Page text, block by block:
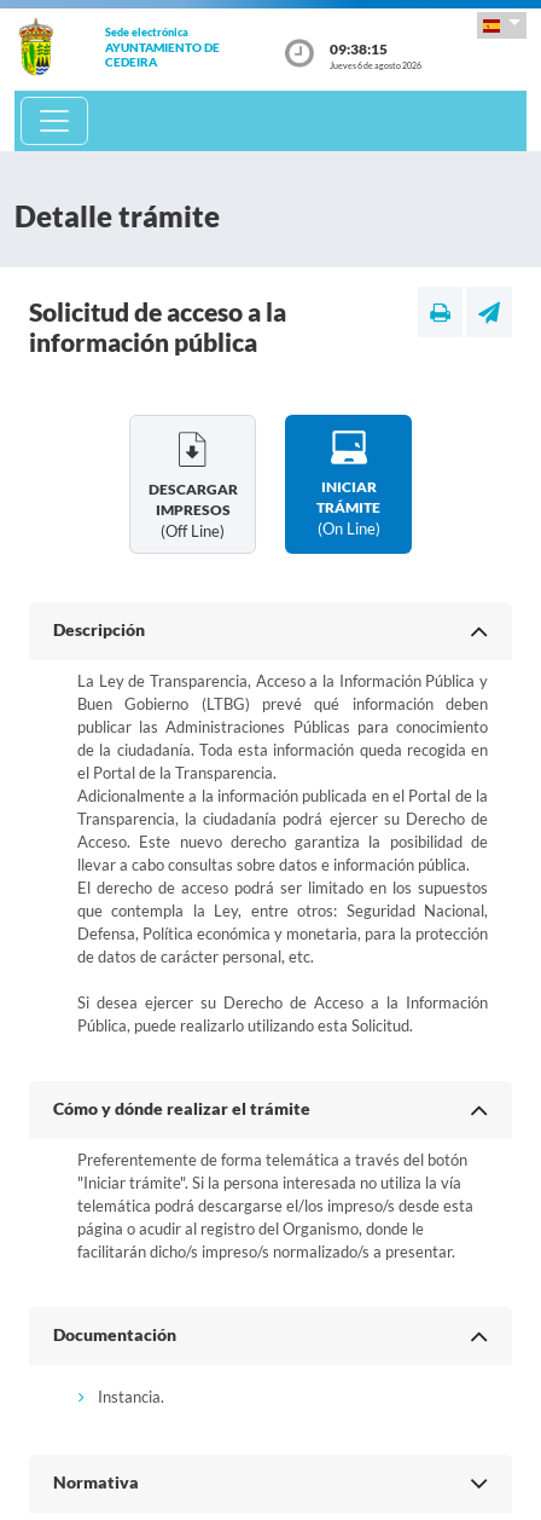
Sede electrónica
AYUNTAMIENTO DE
CEDEIRA
09:38:15
Jueves 6 de agosto 2026
Detalle trámite
Solicitud de acceso a la
información pública
DESCARGAR
IMPRESOS
(off Line)
INICIAR
TRÁMITE
(on Line)
Descripción
La Ley de Transparencia, Acceso a la Información Pública y
Buen Gobierno (LTBG) prevé qué información deben
publicar las Administraciones Públicas para conocimiento
de la ciudadanía. Toda esta información queda recogida en
el Portal de la Transparencia.
Adicionalmente a la información publicada en el Portal de la
Transparencia, la ciudadanía podrá ejercer su Derecho de
Acceso. Este nuevo derecho garantiza la posibilidad de
llevar a cabo consultas sobre datos e información pública.
El derecho de acceso podrá ser limitado en los supuestos
que contempla la Ley, entre otros: Seguridad Nacional,
Defensa, Política económica y monetaria, para la protección
de datos de carácter personal, etc.
Si desea ejercer su Derecho de Acceso a la Información
Pública, puede realizarlo utilizando esta Solicitud.
Cómo y dónde realizar el trámite
Preferentemente de forma telemática a través del botón
"Iniciar trámite". Si la persona interesada no utiliza la vía
telemática podrá descargarse el/los impreso/s desde esta
página o acudir al registro del Organismo, donde le
facilitarán dicho/s impreso/s normalizado/s a presentar.
Documentación
Instancia.
Normativa